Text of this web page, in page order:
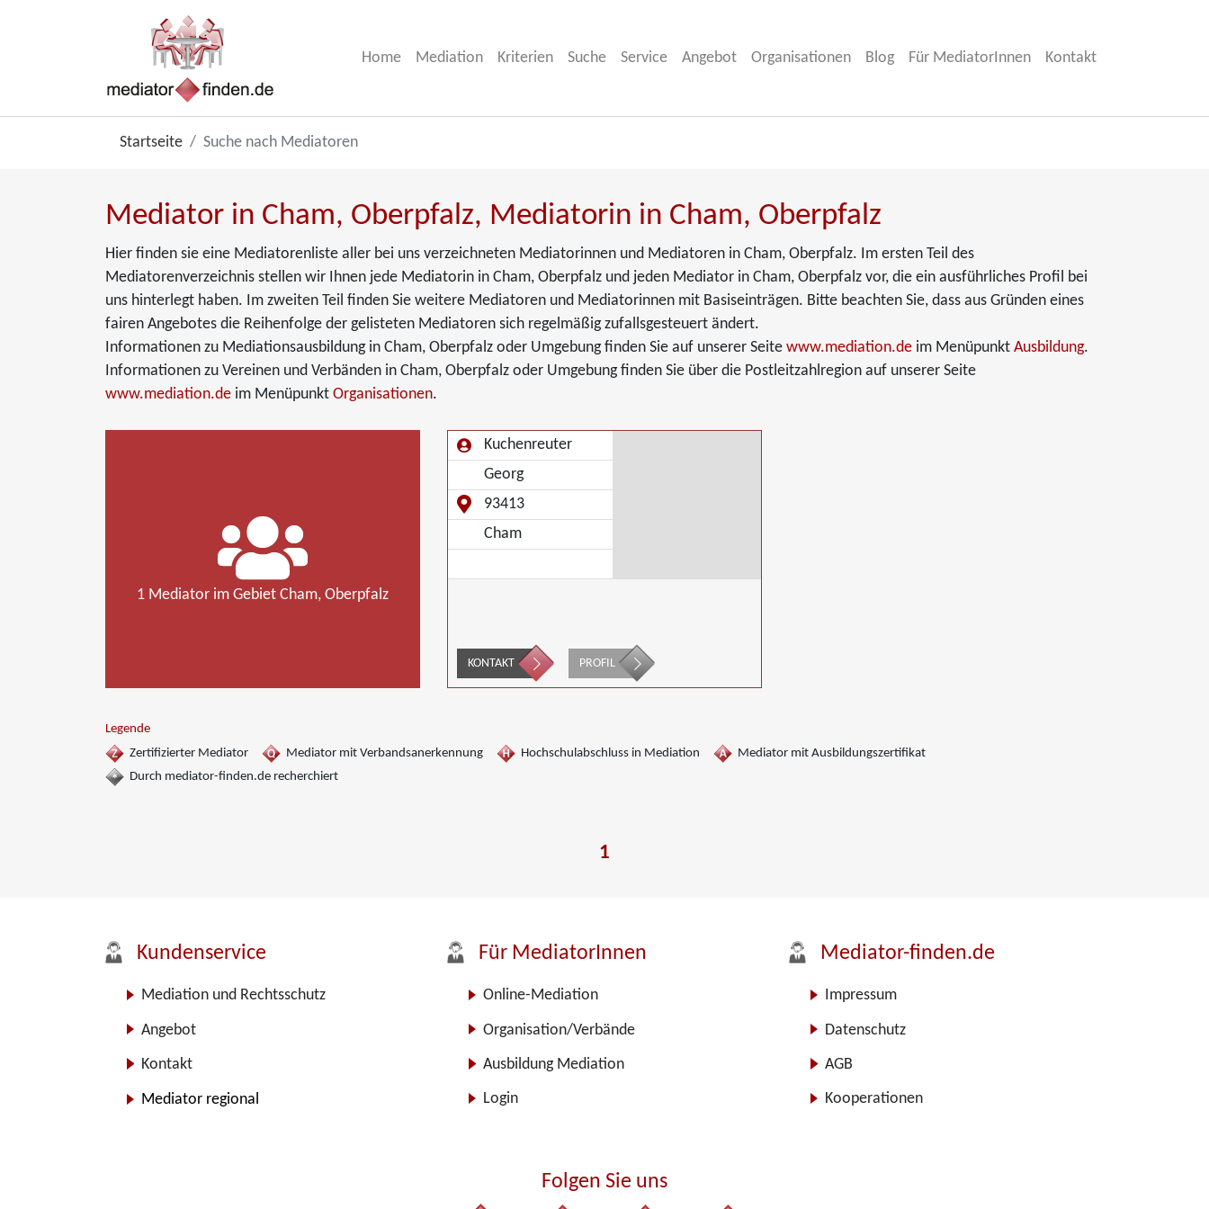
Home Mediation Kriterien Suche Service Angebot Organisationen Blog Für MediatorInnen Kontakt
Startseite Suche nach Mediatoren
Mediator in Cham, Oberpfalz, Mediatorin in Cham, Oberpfalz
Hier finden sie eine Mediatorenliste aller bei uns verzeichneten Mediatorinnen und Mediatoren in Cham, Oberpfalz. Im ersten Teil des
Mediatorenverzeichnis stellen wir Ihnen jede Mediatorin in Cham, Oberpfalz und jeden Mediator in Cham, Oberpfalz vor, die ein ausführliches Profil bei
uns hinterlegt haben. Im zweiten Teil finden Sie weitere Mediatoren und Mediatorinnen mit Basiseinträgen. Bitte beachten Sie, dass aus Gründen eines
fairen Angebotes die Reihenfolge der gelisteten Mediatoren sich regelmäßig zufallsgesteuert ändert.
Informationen zu Mediationsausbildung in Cham, Oberpfalz oder Umgebung finden Sie auf unserer Seite www.mediation.de im Menüpunkt Ausbildung.
Informationen zu Vereinen und Verbänden in Cham, Oberpfalz oder Umgebung finden Sie über die Postleitzahlregion auf unserer Seite
www.mediation.de im Menüpunkt Organisationen.
1 Mediator im Gebiet Cham, Oberpfalz
Kuchenreuter
Georg
93413
Cham
KONTAKT PROFIL
Legende
Zertifizierter Mediator
Mediator mit Verbandsanerkennung Hochschulabschluss in Mediation
Mediator mit Ausbildungszertifikat
Durch mediator-finden.de recherchiert
1
Kundenservice
Mediation und Rechtsschutz
Angebot
Kontakt
Mediator regional
Für MediatorInnen
Online-Mediation
Organisation/Verbände
Ausbildung Mediation
Login
Mediator-finden.de
Impressum
Datenschutz
AGB
Kooperationen
Folgen Sie uns